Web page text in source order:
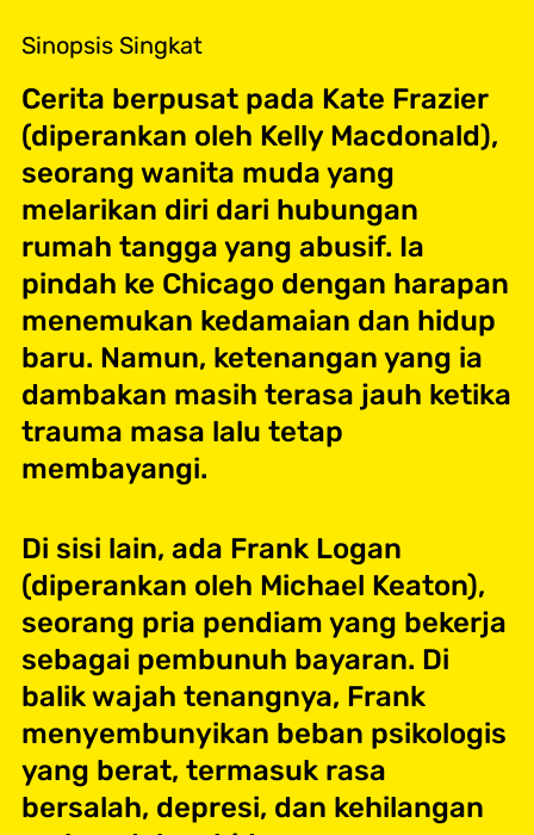
Sinopsis Singkat
Cerita berpusat pada Kate Frazier
(diperankan oleh Kelly Macdonald),
seorang wanita muda yang
melarikan diri dari hubungan
rumah tangga yang abusif. Ia
pindah ke Chicago dengan harapan
menemukan kedamaian dan hidup
baru. Namun, ketenangan yang ia
dambakan masih terasa jauh ketika
trauma masa lalu tetap
membayangi.
Di sisi lain, ada Frank Logan
(diperankan oleh Michael Keaton),
seorang pria pendiam yang bekerja
sebagai pembunuh bayaran. Di
balik wajah tenangnya, Frank
menyembunyikan beban psikologis
yang berat, termasuk rasa
bersalah, depresi, dan kehilangan